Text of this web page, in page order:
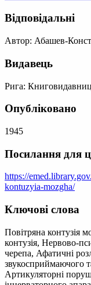
Відповідальні
Автор: Абашев-
Видавець
Рига:
Опубліковано
1945
Посилання для
https://
kontuzyia-mozgha/
Ключові слова
Повітряна контузія
контузія, Нервово-
черепа, Афатичні
звукосприймаючого
Артикуляторні